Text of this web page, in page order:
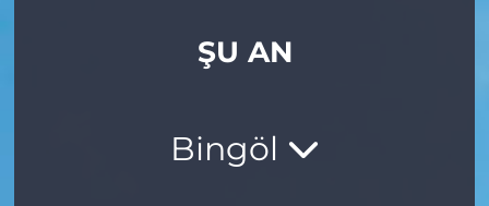
ŞU AN
Bingöl